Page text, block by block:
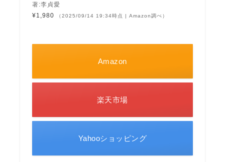
著:李貞愛
¥1,980
（2025/09/14 19:34時点 | Amazon調べ）
Amazon
楽天市場
Yahooショッピング